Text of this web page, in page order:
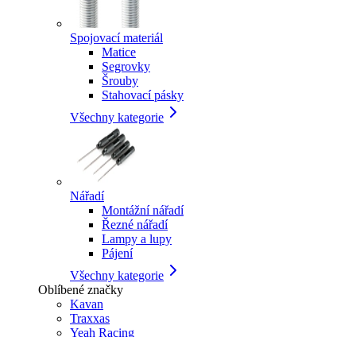
Spojovací materiál
Matice
Segrovky
Šrouby
Stahovací pásky
Všechny kategorie
Nářadí
Montážní nářadí
Řezné nářadí
Lampy a lupy
Pájení
Všechny kategorie
Oblíbené značky
Kavan
Traxxas
Yeah Racing